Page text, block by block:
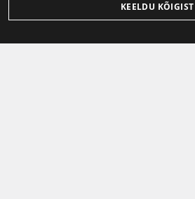
KEELDU KÕIGIST